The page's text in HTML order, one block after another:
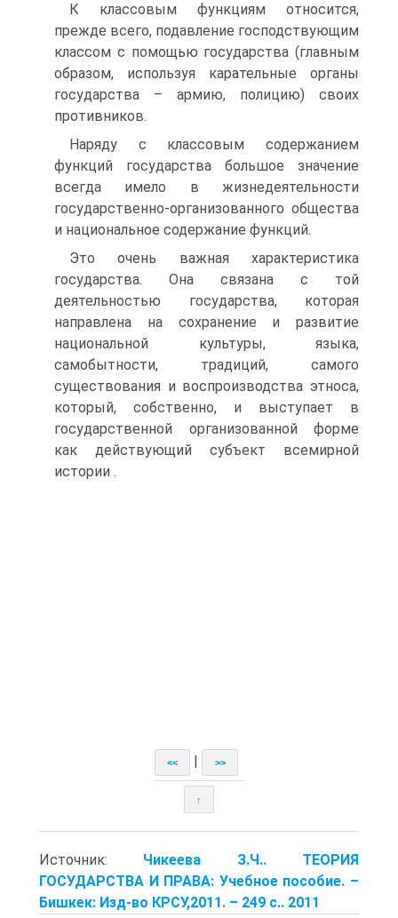
К классовым функциям относится,
прежде всего, подавление господствующим
классом с помощью государства (главным
образом, используя карательные органы
государства – армию, полицию) своих
противников.
Наряду с классовым содержанием
функций государства большое значение
всегда имело в жизнедеятельности
государственно-организованного общества
и национальное содержание функций.
Это очень важная характеристика
государства. Она связана с той
деятельностью государства, которая
направлена на сохранение и развитие
национальной культуры, языка,
самобытности, традиций, самого
существования и воспроизводства этноса,
который, собственно, и выступает в
государственной организованной форме
как действующий субъект всемирной
истории .
<< >>
↑
Источник: Чикеева З.Ч.. ТЕОРИЯ
ГОСУДАРСТВА И ПРАВА: Учебное пособие. –
Бишкек: Изд-во КРСУ,2011. – 249 с.. 2011